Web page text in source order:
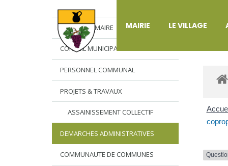
MAIRIE LE VILLAGE
L’EDITO DU MAIRE
CONSEIL MUNICIPAL
PERSONNEL COMMUNAL
PROJETS & TRAVAUX
ASSAINISSEMENT COLLECTIF
DEMARCHES ADMINISTRATIVES
COMMUNAUTE DE COMMUNES